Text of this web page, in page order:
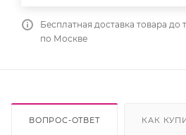
Бесплатная доставка товара
по Москве
ВОПРОС-ОТВЕТ КАК